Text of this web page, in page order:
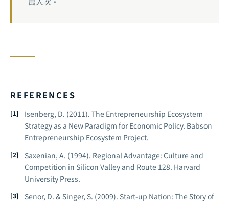
REFERENCES
Isenberg, D. (2011). The Entrepreneurship Ecosystem
Strategy as a New Paradigm for Economic Policy. Babson
Entrepreneurship Ecosystem Project.
Saxenian, A. (1994). Regional Advantage: Culture and
Competition in Silicon Valley and Route 128. Harvard
University Press.
Senor, D. & Singer, S. (2009). Start-up Nation: The Story of